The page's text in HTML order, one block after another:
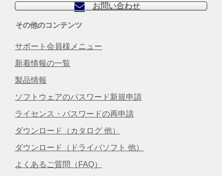
お問い合わせ
その他のコンテンツ
サポート会員様メニュー
新着情報の一覧
製品情報
ソフトウェアのパスワード新規申請
ライセンス・パスワードの再申請
ダウンロード（カタログ 他）
ダウンロード（ドライバソフト 他）
よくあるご質問（FAQ）